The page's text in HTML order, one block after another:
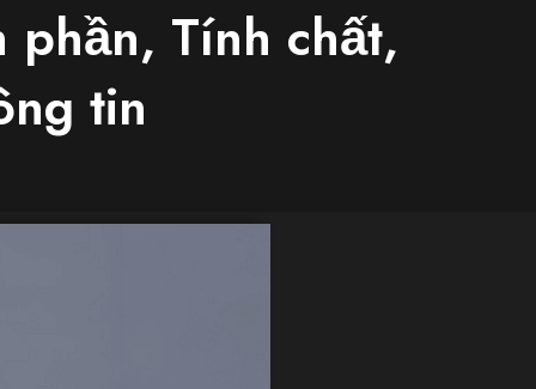
Tính chất,
tin